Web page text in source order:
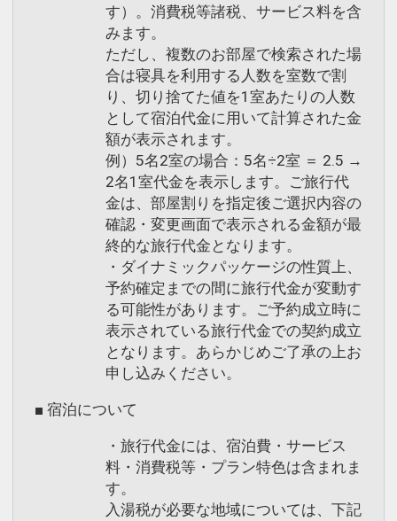
す）。消費税等諸税、サービス料を含
みます。
ただし、複数のお部屋で検索された場
合は寝具を利用する人数を室数で割
り、切り捨てた値を1室あたりの人数
として宿泊代金に用いて計算された金
額が表示されます。
例）5名2室の場合：5名÷2室 ＝ 2.5 →
2名1室代金を表示します。ご旅行代
金は、部屋割りを指定後ご選択内容の
確認・変更画面で表示される金額が最
終的な旅行代金となります。
・ダイナミックパッケージの性質上、
予約確定までの間に旅行代金が変動す
る可能性があります。ご予約成立時に
表示されている旅行代金での契約成立
となります。あらかじめご了承の上お
申し込みください。
■ 宿泊について
・旅行代金には、宿泊費・サービス
料・消費税等・プラン特色は含まれま
す。
入湯税が必要な地域については、下記